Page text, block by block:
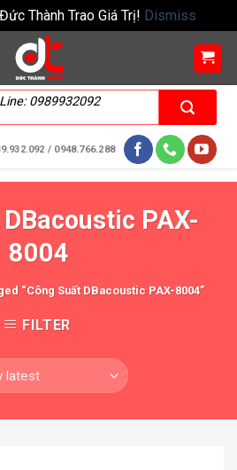
Thành Trao Giá Trị! Dismiss
0989932092
/ 0948.766.288
PAX-
8004
“Công Suất DBacoustic PAX-8004”
FILTER